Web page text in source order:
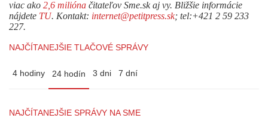
viac ako 2,6 milióna čitateľov Sme.sk aj vy. Bližšie informácie
nájdete TU. Kontakt: internet@petitpress.sk; tel:+421 2 59 233
227.
NAJČÍTANEJŠIE TLAČOVÉ SPRÁVY
4 hodiny 24 hodín 3 dni 7 dní
NAJČÍTANEJŠIE SPRÁVY NA SME